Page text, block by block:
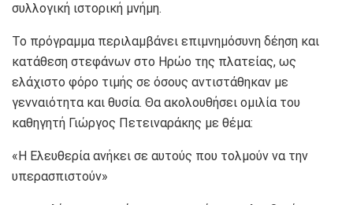
συλλογική ιστορική μνήμη.
Το πρόγραμμα περιλαμβάνει επιμνημόσυνη δέηση και
κατάθεση στεφάνων στο Ηρώο της πλατείας, ως
ελάχιστο φόρο τιμής σε όσους αντιστάθηκαν με
γενναιότητα και θυσία. Θα ακολουθήσει ομιλία του
καθηγητή Γιώργος Πετειναράκης με θέμα:
«Η Ελευθερία ανήκει σε αυτούς που τολμούν να την
υπερασπιστούν»